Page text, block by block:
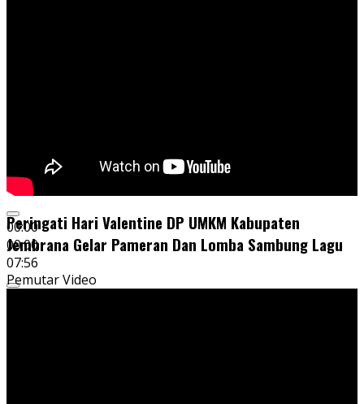
00:00
00:00
07:56
Peringati Hari Valentine DP UMKM Kabupaten
Jembrana Gelar Pameran Dan Lomba Sambung Lagu
Pemutar Video